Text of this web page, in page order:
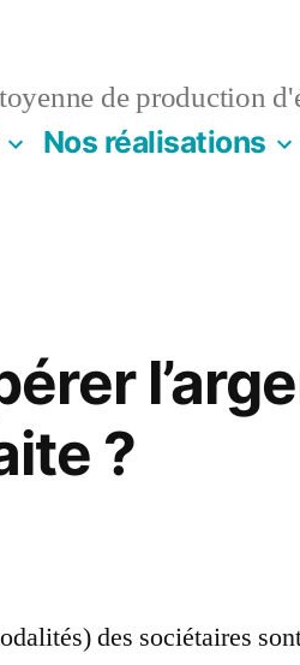
de production
Nos réalisations
?
des sociétaires